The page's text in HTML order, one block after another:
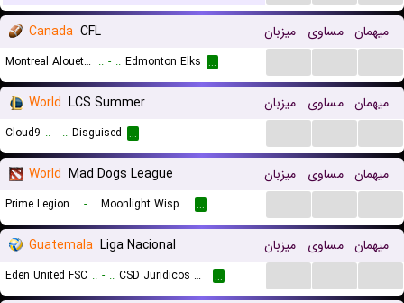
Canada CFL میزبان مساوی میهمان
Montreal Alouettes .. - .. Edmonton Elks ...
World LCS Summer میزبان مساوی میهمان
Cloud9 .. - .. Disguised ...
World Mad Dogs League میزبان مساوی میهمان
Prime Legion .. - .. Moonlight Wispers ...
Guatemala Liga Nacional میزبان مساوی میهمان
Eden United FSC .. - .. CSD Juridicos GT ...